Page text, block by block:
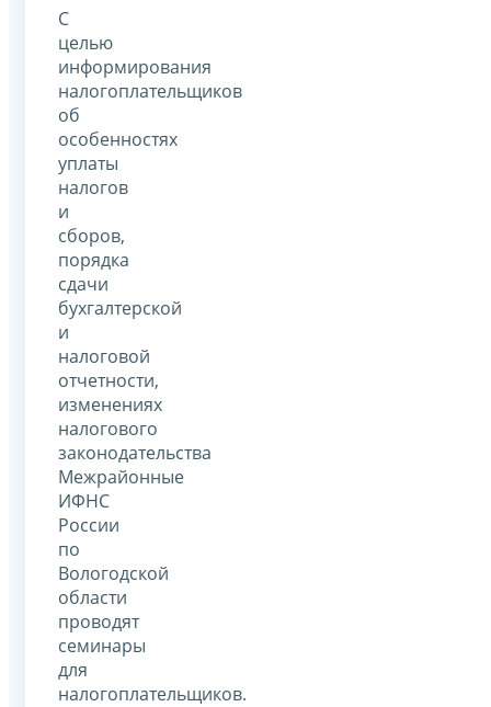
С
целью
информирования
налогоплательщиков
об
особенностях
уплаты
налогов
и
сборов,
порядка
сдачи
бухгалтерской
и
налоговой
отчетности,
изменениях
налогового
законодательства
Межрайонные
ИФНС
России
по
Вологодской
области
проводят
семинары
для
налогоплательщиков.